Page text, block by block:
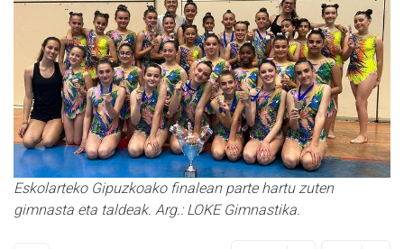
Eskolarteko Gipuzkoako finalean parte hartu zuten
gimnasta eta taldeak. Arg.: LOKE Gimnastika.